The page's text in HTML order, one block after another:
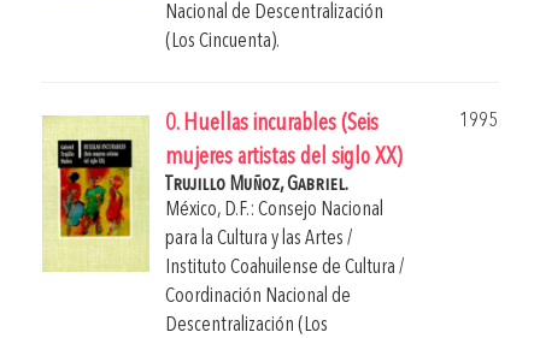
Nacional de Descentralización
(Los Cincuenta).
0. Huellas incurables (Seis
mujeres artistas del siglo XX)
1995
Trujillo Muñoz, Gabriel.
México, D.F.: Consejo Nacional
para la Cultura y las Artes /
Instituto Coahuilense de Cultura /
Coordinación Nacional de
Descentralización (Los